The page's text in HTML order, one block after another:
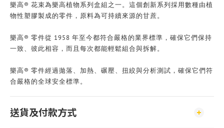
樂高® 花束為樂高植物系列盒組之一。這個創新系列採用數種由植
物性塑膠製成的零件，原料為可持續來源的甘蔗。
樂高® 零件從 1958 年至今都符合嚴格的業界標準，確保它們保持
一致、彼此相容，而且每次都能輕鬆組合與拆解。
樂高® 零件經過拋落、加熱、碾壓、扭絞與分析測試，確保它們符
合嚴格的全球安全標準。
送貨及付款方式